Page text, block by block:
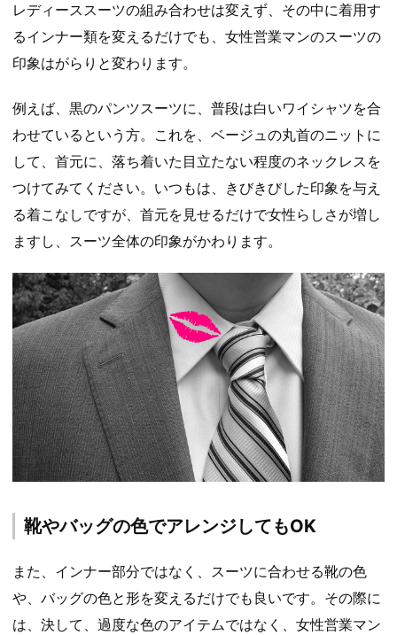
レディーススーツの組み合わせは変えず、その中に着用す
るインナー類を変えるだけでも、女性営業マンのスーツの
印象はがらりと変わります。
例えば、黒のパンツスーツに、普段は白いワイシャツを合
わせているという方。これを、ベージュの丸首のニットに
して、首元に、落ち着いた目立たない程度のネックレスを
つけてみてください。いつもは、きびきびした印象を与え
る着こなしですが、首元を見せるだけで女性らしさが増し
ますし、スーツ全体の印象がかわります。
靴やバッグの色でアレンジしてもOK
また、インナー部分ではなく、スーツに合わせる靴の色
や、バッグの色と形を変えるだけでも良いです。その際に
は、決して、過度な色のアイテムではなく、女性営業マン